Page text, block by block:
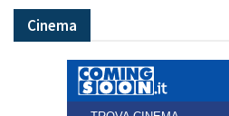
Cinema